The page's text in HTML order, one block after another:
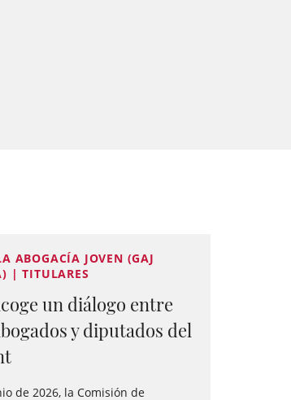
ABOGACÍA JOVEN (GAJ
| TITULARES
un diálogo entre
y diputados del
de 2026, la Comisión de